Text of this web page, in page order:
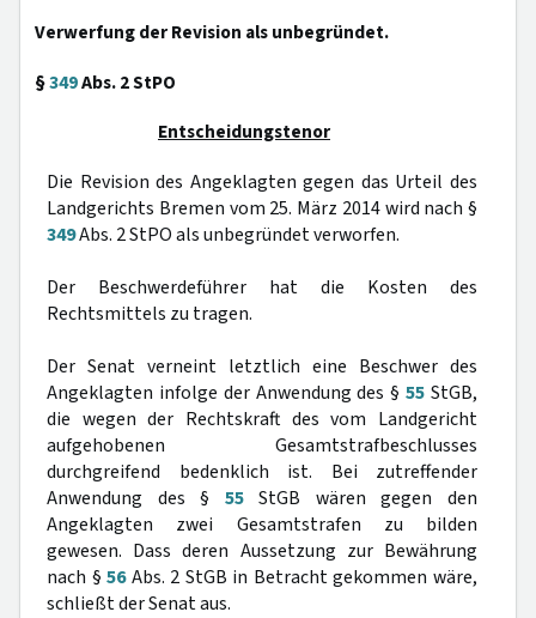
Verwerfung der Revision als unbegründet.
§349Abs. 2 StPO
Entscheidungstenor
Die Revision des Angeklagten gegen das Urteil des
Landgerichts Bremen vom 25. März 2014 wird nach §
349Abs. 2 StPO als unbegründet verworfen.
Der Beschwerdeführer hat die Kosten des
Rechtsmittels zu tragen.
Der Senat verneint letztlich eine Beschwer des
Angeklagten infolge der Anwendung des §55 StGB,
die wegen der Rechtskraft des vom Landgericht
aufgehobenen Gesamtstrafbeschlusses
durchgreifend bedenklich ist. Bei zutreffender
Anwendung des § 55StGB wären gegen den
Angeklagten zwei Gesamtstrafen zu bilden
gewesen. Dass deren Aussetzung zur Bewährung
nach §56Abs. 2 StGB in Betracht gekommen wäre,
schließt der Senat aus.